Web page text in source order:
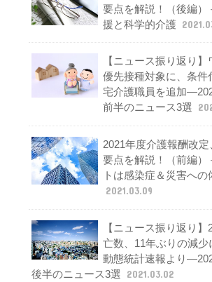
要点を解説！（後編）
援と科学的介護
【ニュース振り返り】
優先接種対象に、条件
宅介護職員を追加
前半のニュース3選
2021年度介護報酬改
要点を解説！（前編）
トは感染症＆災害への
2021.03.09
【ニュース振り返り】
亡数、11年ぶりの減少
動態統計速報より
後半のニュース3選
2021.03.02